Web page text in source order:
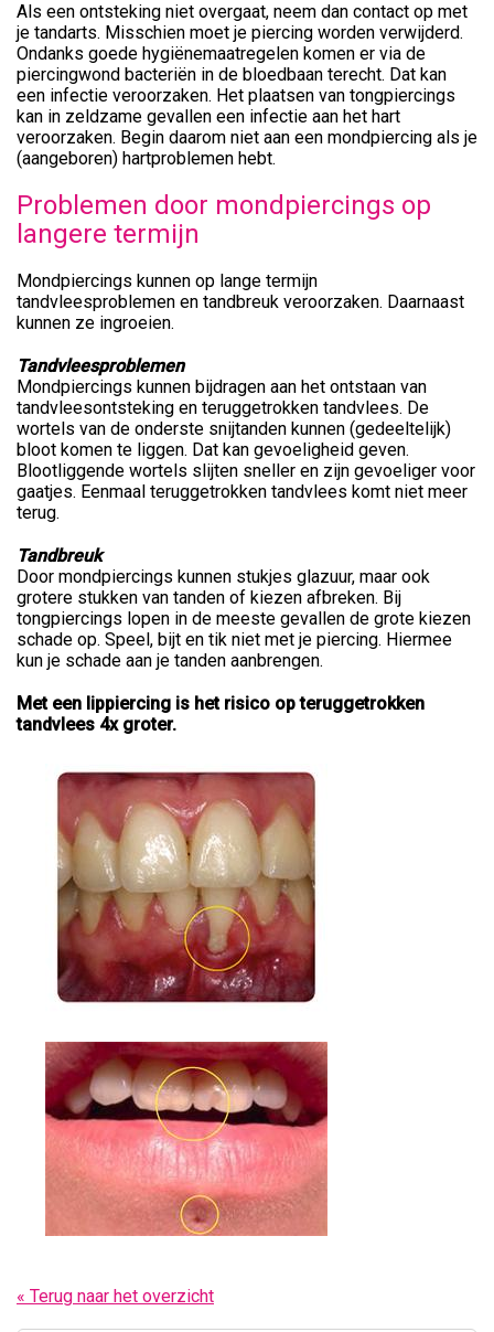
Als een ontsteking niet overgaat, neem dan contact op met
je tandarts. Misschien moet je piercing worden verwijderd.
Ondanks goede hygiënemaatregelen komen er via de
piercingwond bacteriën in de bloedbaan terecht. Dat kan
een infectie veroorzaken. Het plaatsen van tongpiercings
kan in zeldzame gevallen een infectie aan het hart
veroorzaken. Begin daarom niet aan een mondpiercing als je
(aangeboren) hartproblemen hebt.
Problemen door mondpiercings op
langere termijn
Mondpiercings kunnen op lange termijn
tandvleesproblemen en tandbreuk veroorzaken. Daarnaast
kunnen ze ingroeien.
Tandvleesproblemen
Mondpiercings kunnen bijdragen aan het ontstaan van
tandvleesontsteking en teruggetrokken tandvlees. De
wortels van de onderste snijtanden kunnen (gedeeltelijk)
bloot komen te liggen. Dat kan gevoeligheid geven.
Blootliggende wortels slijten sneller en zijn gevoeliger voor
gaatjes. Eenmaal teruggetrokken tandvlees komt niet meer
terug.
Tandbreuk
Door mondpiercings kunnen stukjes glazuur, maar ook
grotere stukken van tanden of kiezen afbreken. Bij
tongpiercings lopen in de meeste gevallen de grote kiezen
schade op. Speel, bijt en tik niet met je piercing. Hiermee
kun je schade aan je tanden aanbrengen.
Met een lippiercing is het risico op teruggetrokken
tandvlees 4x groter.
« Terug naar het overzicht